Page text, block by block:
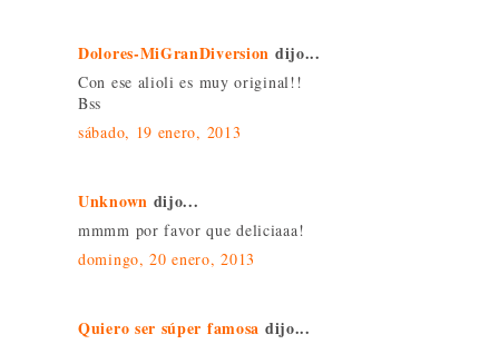
Dolores-MiGranDiversion dijo...
Con ese alioli es muy original!!
Bss
sábado, 19 enero, 2013
Unknown dijo...
mmmm por favor que deliciaaa!
domingo, 20 enero, 2013
Quiero ser súper famosa dijo...